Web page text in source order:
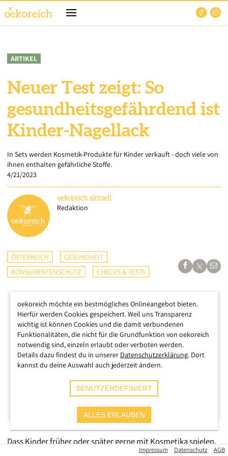
ARTIKEL
Neuer Test zeigt: So
gesundheitsgefährdend ist
Kinder-Nagellack
In Sets werden Kosmetik-Produkte für Kinder verkauft - doch viele von
ihnen enthalten gefährliche Stoffe.
4/21/2023
oekoreich aktuell
Redaktion
ÖSTERREICH
GESUNDHEIT
KONSUMENTENSCHUTZ
CHECKS & TESTS
Dass Kinder früher oder später gerne mit Kosmetika spielen,
das kennen wohl alle Eltern. Ob man ihnen deswegen auch
Impressum Datenschutz AGB
oekoreich möchte ein bestmögliches Onlineangebot bieten.
Hierfür werden Cookies gespeichert. Weil uns Transparenz
wichtig ist können Cookies und die damit verbundenen
Funktionalitäten, die nicht für die Grundfunktion von oekoreich
notwendig sind, einzeln erlaubt oder verboten werden.
Details dazu findest du in unserer Datenschutzerklärung. Dort
kannst du deine Auswahl auch jederzeit ändern.
BENUTZERDEFINIERT
ALLES ERLAUBEN